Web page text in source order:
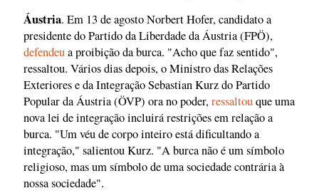
Áustria. Em 13 de agosto Norbert Hofer, candidato a
presidente do Partido da Liberdade da Áustria (FPÖ),
defendeua proibição da burca. "Acho que faz sentido",
ressaltou. Vários dias depois, o Ministro das Relações
Exteriores e da Integração Sebastian Kurz do Partido
Popular da Áustria (ÖVP) ora no poder,ressaltouque uma
nova lei de integração incluirá restrições em relação a
burca. "Um véu de corpo inteiro está dificultando a
integração," salientou Kurz. "A burca não é um símbolo
religioso, mas um símbolo de uma sociedade contrária à
nossa sociedade".